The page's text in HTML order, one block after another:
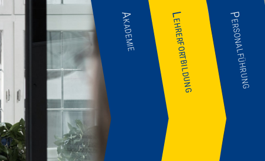
Akademie Lehrerfortbildung Personalführung